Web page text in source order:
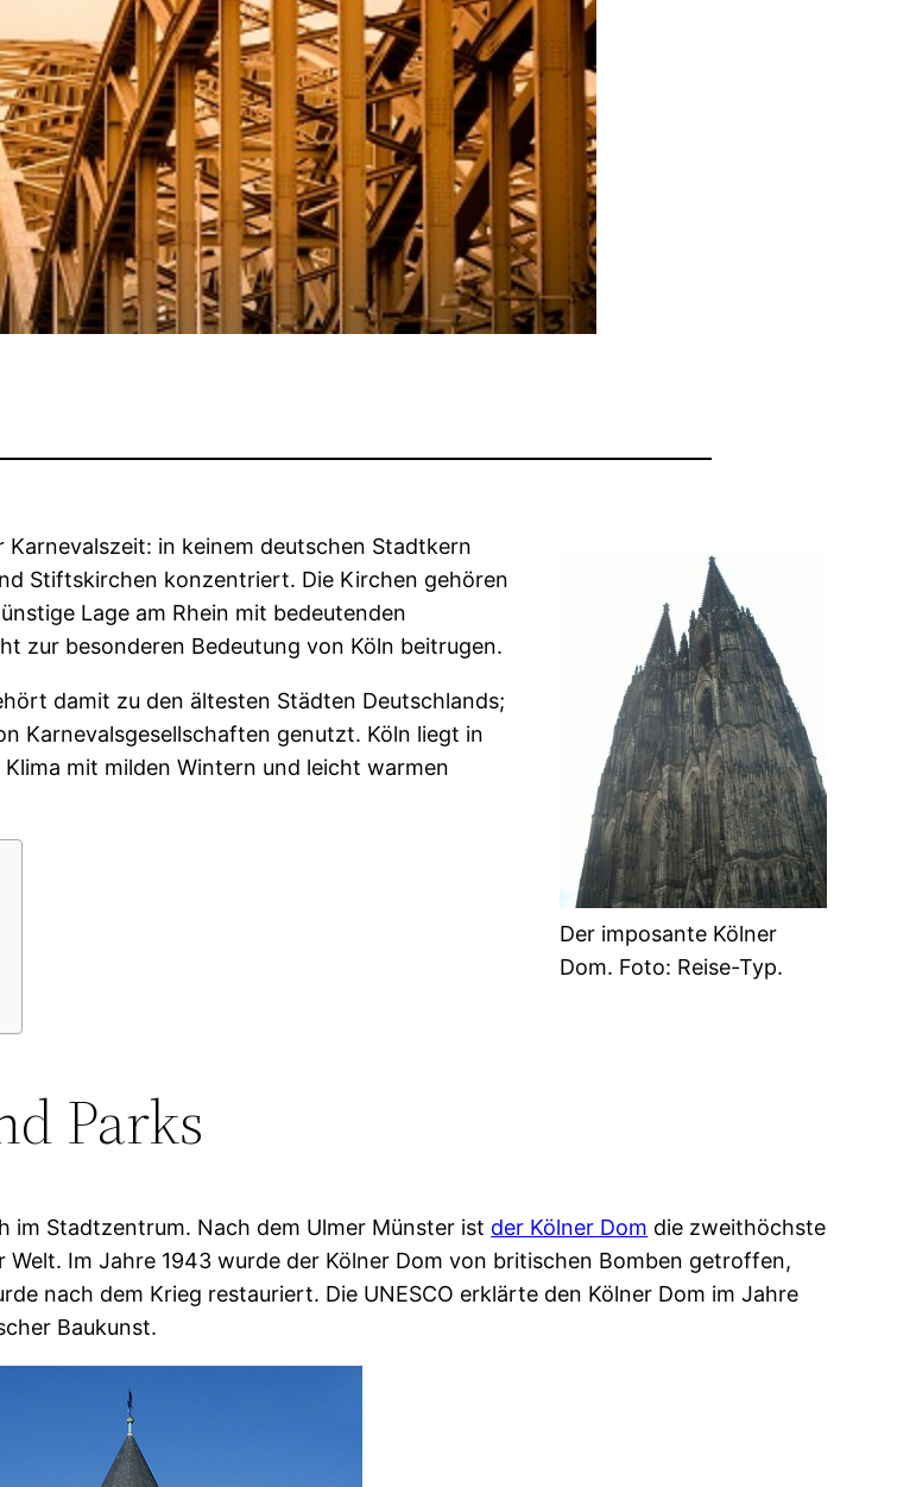
Der imposante Kölner
Dom. Foto: Reise-Typ.
in keinem deutschen Stadtkern
Stiftskirchen konzentriert. Die Kirchen gehören
Lage am Rhein mit bedeutenden
zur besonderen Bedeutung von Köln beitrugen.
damit zu den ältesten Städten Deutschlands;
Karnevalsgesellschaften genutzt. Köln liegt in
mit milden Wintern und leicht warmen
Parks
im Stadtzentrum. Nach dem Ulmer Münster ist der Kölner Dom die zweithöchste
Im Jahre 1943 wurde der Kölner Dom von britischen Bomben getroffen,
nach dem Krieg restauriert. Die UNESCO erklärte den Kölner Dom im Jahre
Baukunst.